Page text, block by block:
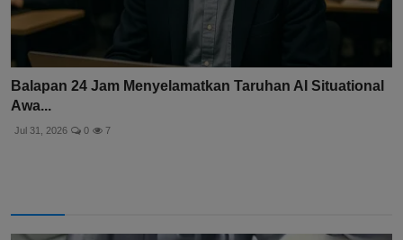
Balapan 24 Jam Menyelamatkan Taruhan AI Situational
Awa...
Jul 31, 2026 0 7